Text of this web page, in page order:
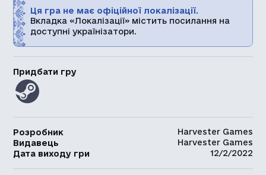
Ця гра не має офіційної локалізації.
Вкладка «Локалізації» містить посилання на
доступні українізатори.
Придбати гру
Розробник
Harvester Games
Видавець
Harvester Games
Дата виходу гри
12/2/2022